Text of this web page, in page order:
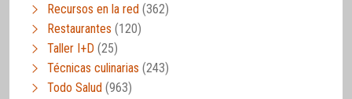
Recursos en la red (362)
Restaurantes (120)
Taller I+D (25)
Técnicas culinarias (243)
Todo Salud (963)